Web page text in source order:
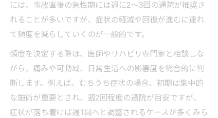
には、事故直後の急性期には週に2～3回の通院が推奨さ
れることが多いですが、症状の軽減や回復が進むに連れ
て頻度を減らしていくのが一般的です。
頻度を決定する際は、医師やリハビリ専門家と相談しな
がら、痛みや可動域、日常生活への影響度を総合的に判
断します。例えば、むちうち症状の場合、初期は集中的
な施術が重要とされ、週2回程度の通院が目安ですが、
症状が落ち着けば週1回へと調整されるケースが多くみら